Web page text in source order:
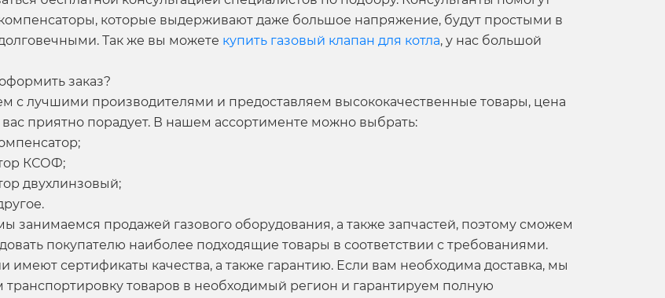
которые выдерживают даже большое напряжение, будут простыми в
Так же вы можете купить газовый клапан для котла, у нас большой
заказ?
с лучшими производителями и предоставляем высококачественные товары, цена
приятно порадует. В нашем ассортименте можно выбрать:
;
КСОФ;
двухлинзовый;
занимаемся продажей газового оборудования, а также запчастей, поэтому сможем
покупателю наиболее подходящие товары в соответствии с требованиями.
имеют сертификаты качества, а также гарантию. Если вам необходима доставка, мы
транспортировку товаров в необходимый регион и гарантируем полную